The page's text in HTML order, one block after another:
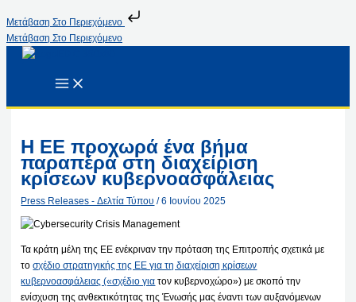
Μετάβαση Στο Περιεχόμενο
Μετάβαση Στο Περιεχόμενο
Η ΕΕ προχωρά ένα βήμα
παραπέρα στη διαχείριση
κρίσεων κυβερνοασφάλειας
Press Releases - Δελτία Τύπου /6 Ιουνίου 2025
Τα κράτη μέλη της ΕΕ ενέκριναν την πρόταση της Επιτροπής σχετικά με
τοσχέδιο στρατηγικής της ΕΕ για τη διαχείριση κρίσεων
κυβερνοασφάλειας («σχέδιο για τον κυβερνοχώρο») με σκοπό την
ενίσχυση της ανθεκτικότητας της Ένωσής μας έναντι των αυξανόμενων